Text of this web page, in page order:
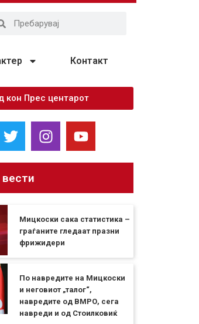
Контакт
кон Прес центарот
Мицкоски сака статистика –
граѓаните гледаат празни
фрижидери
По навредите на Мицкоски
и неговиот „талог“,
навредите од ВМРО, сега
навреди и од Стоилковиќ